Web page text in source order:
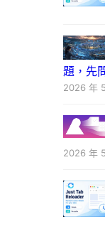
題，先
2026 年
2026 年